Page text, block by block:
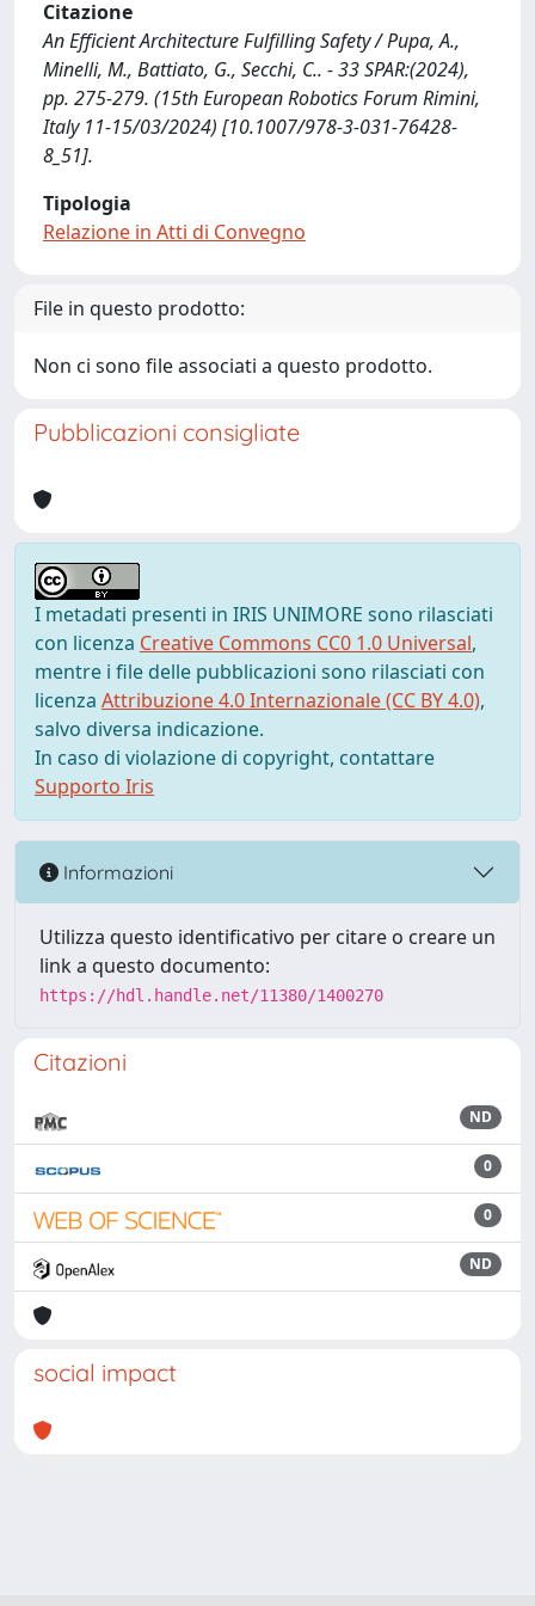
Citazione
An Efficient Architecture Fulfilling Safety / Pupa, A.,
Minelli, M., Battiato, G., Secchi, C.. - 33 SPAR:(2024),
pp. 275-279. (15th European Robotics Forum Rimini,
Italy 11-15/03/2024) [10.1007/978-3-031-76428-
8_51].
Tipologia
Relazione in Atti di Convegno
File in questo prodotto:
Non ci sono file associati a questo prodotto.
Pubblicazioni consigliate
I metadati presenti in IRIS UNIMORE sono rilasciati
con licenza Creative Commons CC0 1.0 Universal,
mentre i file delle pubblicazioni sono rilasciati con
licenza Attribuzione 4.0 Internazionale (CC BY 4.0),
salvo diversa indicazione.
In caso di violazione di copyright, contattare
Supporto Iris
Informazioni
Utilizza questo identificativo per citare o creare un
link a questo documento:
https://hdl.handle.net/11380/1400270
Citazioni
ND
0
0
ND
social impact